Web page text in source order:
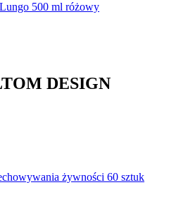
500 ml różowy
DESIGN
żywności 60 sztuk